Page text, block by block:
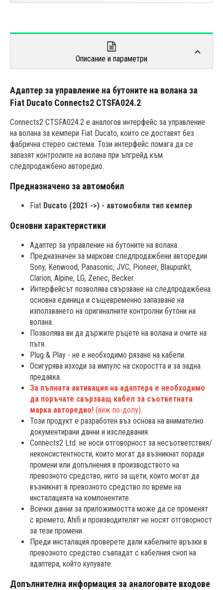
Описание и параметри
Адаптер за управление на бутоните на волана за
Fiat Ducato Connects2 CTSFA024.2
Connects2 CTSFA024.2 е аналогов интерфейс за управление
на волана за кемпери Fiat Ducato, които се доставят без
фабрична стерео система. Този интерфейс помага да се
запазят контролите на волана при ъпгрейд към
следпродажбено авторедио.
Предназначено за автомобил
Fiat Ducato (2021 ->) - автомобили тип кемпер
Основни характеристики
Адаптер за управление на бутоните на волана.
Предназначен за маркови следпродажбени авторедии
Sony, Kenwood, Panasonic, JVC, Pioneer, Blaupunkt,
Clarion, Alpine, LG, Zenec, Becker.
Интерфейсът позволява свързване на следпродажбена
основна единица и същевременно запазване на
използването на оригиналните контролни бутони на
волана.
Позволява ви да държите ръцете на волана и очите на
пътя.
Plug & Play - не е необходимо рязане на кабели.
Осигурява изходи за импулс на скоростта и за задна
предавка.
За пълната активация на адаптера е необходимо
да поръчате свързващ кабел за съответната
марка авторедио! (виж по-долу).
Този продукт е разработен въз основа на внимателно
документирани данни и изследвания.
Connects2 Ltd. не носи отговорност за несъответствия/
неконсистентности, които могат да възникнат поради
промени или допълнения в производството на
превозното средство, нито за щети, които могат да
възникнат в превозното средство по време на
инсталацията на компонентите.
Всички данни за приложимостта може да се променят
с времето; Ahifi и производителят не носят отговорност
за тези промени.
Преди инсталация проверете дали кабелните връзки в
превозното средство съвпадат с кабелния сноп на
адаптера, който купувате.
Допълнителна информация за аналоговите входове